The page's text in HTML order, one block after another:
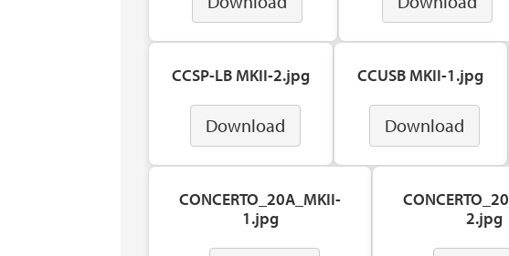
CCSP-LB MKII-2.jpg
Download
CCUSB MKII-1.jpg
Download
CONCERTO_20A_MKII-
1.jpg
2.jpg